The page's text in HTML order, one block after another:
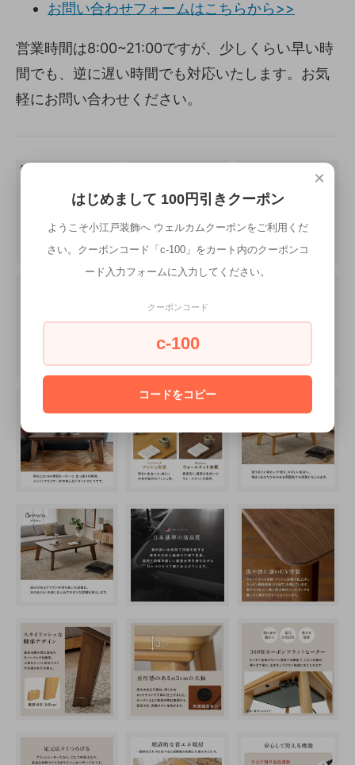
お問い合わせフォームはこちらから>>
営業時間は8:00~21:00ですが、少しくらい早い時
間でも、逆に遅い時間でも対応いたします。お気
軽にお問い合わせください。
×
はじめまして 100円引きクーポン
ようこそ小江戸装飾へ ウェルカムクーポンをご利用くだ
さい。クーポンコード「c-100」をカート内のクーポンコ
ード入力フォームに入力してください。
クーポンコード
c-100
コードをコピー